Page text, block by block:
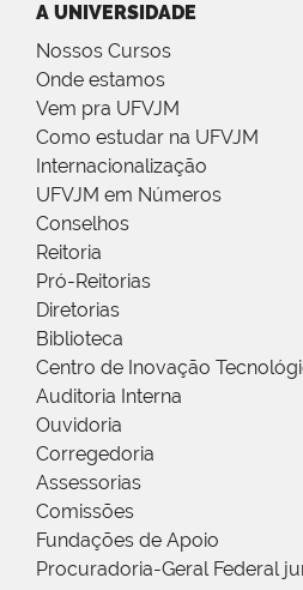
A UNIVERSIDADE
Nossos Cursos
Onde estamos
Vem pra UFVJM
Como estudar na UFVJM
Internacionalização
UFVJM em Números
Conselhos
Reitoria
Pró-Reitorias
Diretorias
Biblioteca
Centro de Inovação
Auditoria Interna
Ouvidoria
Corregedoria
Assessorias
Comissões
Fundações de Apoio
Procuradoria-Geral Federal